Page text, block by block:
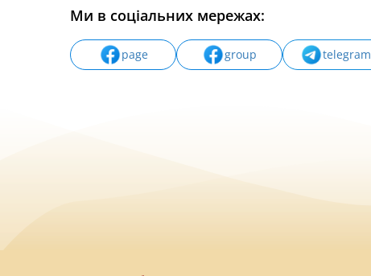
Ми в соціальних мережах:
page group telegram